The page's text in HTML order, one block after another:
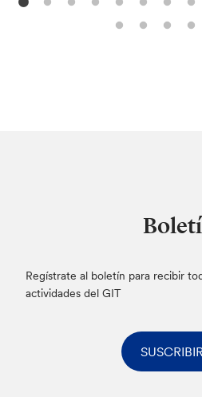
Regístrate al boletín para recibir
actividades del GIT